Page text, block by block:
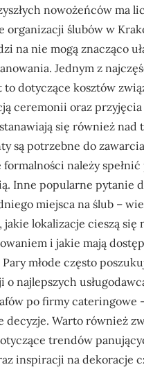
nowożeńców ma
organizacji ślubów w
na nie mogą znacząco
Jednym z
to dotyczące kosztów
ceremonii oraz przyjęcia
się również nad
są potrzebne do
formalności należy spełnić
Inne popularne pytanie
miejsca na ślub –
lokalizacje cieszą się
i jakie mają
młode często
o najlepszych
po firmy cateringowe
decyzje. Warto również
trendów
inspiracji na dekoracje